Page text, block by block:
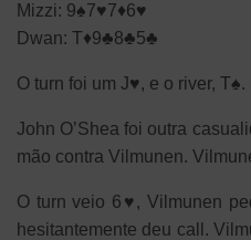
Mizzi: 9♠7♥7♦6♥
Dwan: T♦9♣8♣5♣
O turn foi um J♥, e o river,
John O’Shea foi outra
mão contra Vilmunen.
O turn veio 6♥, Vilmunen
hesitantemente deu call.